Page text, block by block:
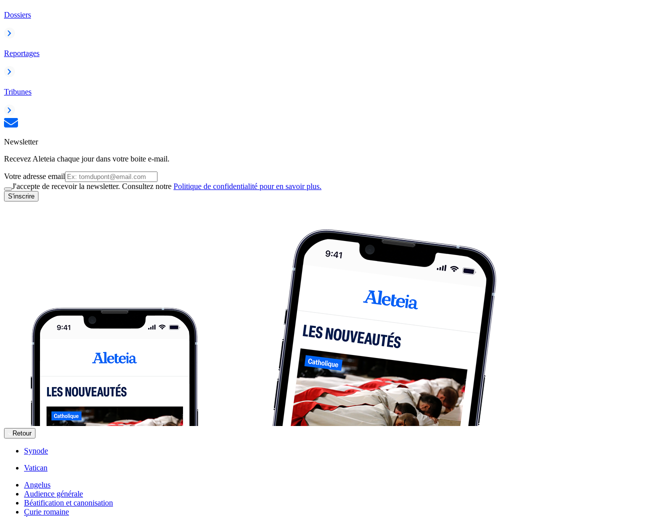
Dossiers
Reportages
Tribunes
Newsletter
Recevez Aleteia chaque jour dans votre boite e-mail.
Votre adresse email
J'accepte de recevoir la newsletter. Consultez notre Politique de confidentialité pour en savoir plus.
S'inscrire
Retour
Synode
Vatican
Angelus
Audience générale
Béatification et canonisation
Curie romaine